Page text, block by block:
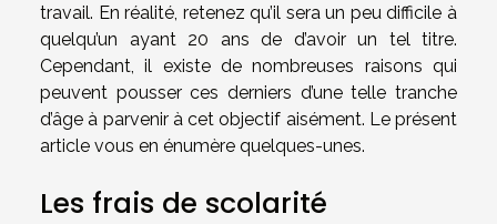
travail. En réalité, retenez qu’il sera un peu difficile à
quelqu’un ayant 20 ans de d’avoir un tel titre.
Cependant, il existe de nombreuses raisons qui
peuvent pousser ces derniers d’une telle tranche
d’âge à parvenir à cet objectif aisément. Le présent
article vous en énumère quelques-unes.
Les frais de scolarité